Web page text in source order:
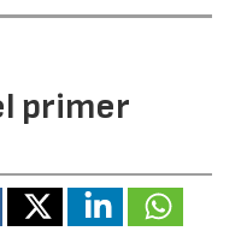
primer